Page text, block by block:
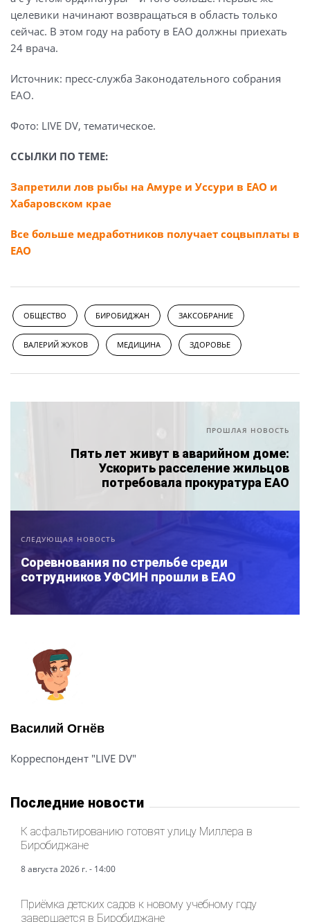
целевики начинают возвращаться в область только
сейчас. В этом году на работу в ЕАО должны приехать
24 врача.
Источник: пресс-служба Законодательного собрания
ЕАО.
Фото: LIVE DV, тематическое.
ССЫЛКИ ПО ТЕМЕ:
Запретили лов рыбы на Амуре и Уссури в ЕАО и
Хабаровском крае
Все больше медработников получает соцвыплаты в
ЕАО
ОБЩЕСТВО БИРОБИДЖАН ЗАКСОБРАНИЕ
ВАЛЕРИЙ ЖУКОВ МЕДИЦИНА ЗДОРОВЬЕ
ПРОШЛАЯ НОВОСТЬ
Пять лет живут в аварийном доме:
Ускорить расселение жильцов
потребовала прокуратура ЕАО
СЛЕДУЮЩАЯ НОВОСТЬ
Соревнования по стрельбе среди
сотрудников УФСИН прошли в ЕАО
Василий Огнёв
Корреспондент "LIVE DV"
Последние новости
К асфальтированию готовят улицу Миллера в
Биробиджане
8 августа 2026 г. - 14:00
Приёмка детских садов к новому учебному году
завершается в Биробиджане